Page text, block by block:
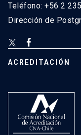
Teléfono: +56 2
Dirección de
ACREDITACIÓN